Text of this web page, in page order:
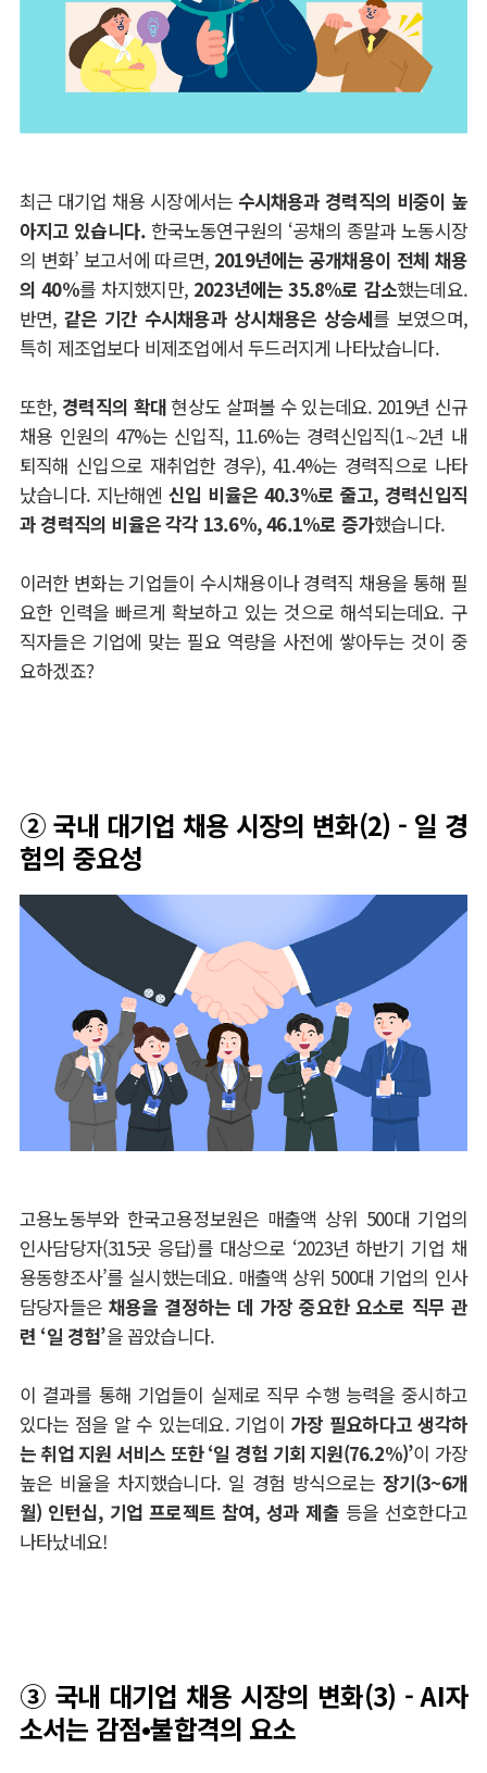
최근 대기업 채용 시장에서는 수시채용과 경력직의 비중이 높
아지고 있습니다. 한국노동연구원의 ‘공채의 종말과 노동시장
의 변화’보고서에 따르면, 2019년에는 공개채용이 전체 채용
의 40%를 차지했지만, 2023년에는 35.8%로 감소했는데요.
반면,같은 기간 수시채용과 상시채용은 상승세를 보였으며,
특히 제조업보다 비제조업에서 두드러지게 나타났습니다.
또한, 경력직의 확대 현상도 살펴볼 수 있는데요. 2019년 신규
채용 인원의 47%는 신입직, 11.6%는 경력신입직(1∼2년 내
퇴직해 신입으로 재취업한 경우), 41.4%는 경력직으로 나타
났습니다. 지난해엔신입 비율은 40.3%로 줄고, 경력신입직
과 경력직의 비율은 각각 13.6%, 46.1%로 증가했습니다.
이러한 변화는 기업들이 수시채용이나 경력직 채용을 통해 필
요한 인력을 빠르게 확보하고 있는 것으로 해석되는데요. 구
직자들은 기업에 맞는 필요 역량을 사전에 쌓아두는 것이 중
요하겠죠?
② 국내 대기업 채용 시장의 변화(2) - 일 경
험의 중요성
고용노동부와 한국고용정보원은 매출액 상위 500대 기업의
인사담당자(315곳 응답)를 대상으로 ‘2023년 하반기 기업 채
용동향조사’를 실시했는데요. 매출액 상위 500대 기업의 인사
담당자들은 채용을 결정하는 데 가장 중요한 요소로 직무 관
련 ‘일 경험’을 꼽았습니다.
이 결과를 통해 기업들이 실제로 직무 수행 능력을 중시하고
있다는 점을 알 수 있는데요. 기업이 가장 필요하다고 생각하
는 취업 지원 서비스 또한‘일 경험 기회 지원(76.2%)’이 가장
높은 비율을 차지했습니다. 일 경험 방식으로는 장기(3~6개
월) 인턴십, 기업 프로젝트 참여,성과 제출등을 선호한다고
나타났네요!
③ 국내 대기업 채용 시장의 변화(3) - AI자
소서는 감점•불합격의 요소